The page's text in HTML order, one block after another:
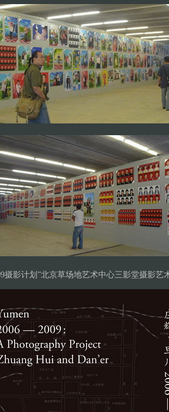
摄影计划”北京草场地艺术中心三影堂摄影艺